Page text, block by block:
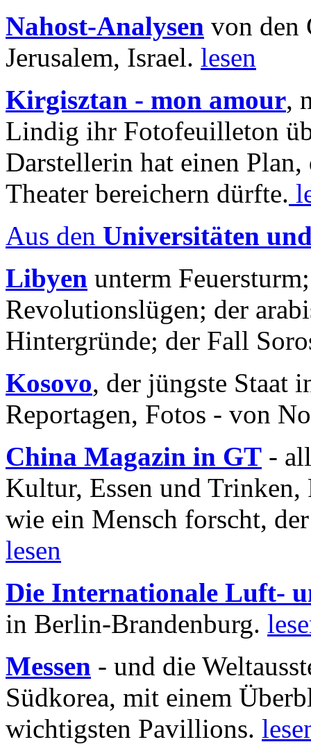
Nahost-Analysen von den
Jerusalem, Israel. lesen
Kirgisztan - mon amour,
Lindig ihr Fotofeuilleton
Darstellerin hat einen Plan,
Theater bereichern dürfte.
Aus den Universitäten
Libyen unterm
Revolutionslügen; der
Hintergründe; der Fall
Kosovo, der jüngste Staat
Reportagen, Fotos - von
China Magazin in GT -
Kultur, Essen und
wie ein Mensch forscht,
lesen
Die Internationale Luft-
in Berlin-Brandenburg.
Messen - und die
Südkorea, mit einem
wichtigsten Pavillions.